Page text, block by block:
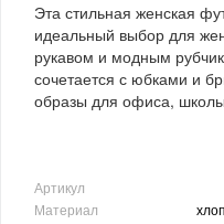
Эта стильная женская
идеальный выбор для
рукавом и модным
сочетается с юбками и
образы для офиса,
Артикул
Материал